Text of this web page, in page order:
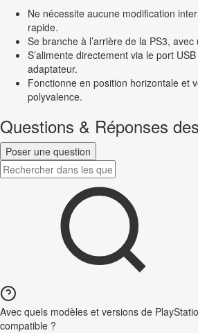
Ne nécessite aucune modification
rapide.
Se branche à l’arrière de la PS3,
S’alimente directement via le port
adaptateur.
Fonctionne en position horizontale et
polyvalence.
Questions & Réponses
Poser une question
Avec quels modèles et versions de
compatible ?